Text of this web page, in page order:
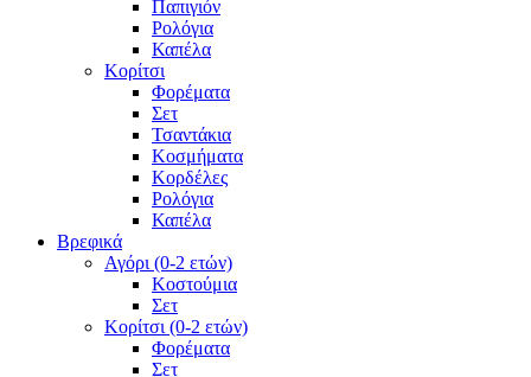
Παπιγιόν
Ρολόγια
Καπέλα
Κορίτσι
Φορέματα
Σετ
Τσαντάκια
Κοσμήματα
Κορδέλες
Ρολόγια
Καπέλα
Βρεφικά
Αγόρι (0-2 ετών)
Κοστούμια
Σετ
Κορίτσι (0-2 ετών)
Φορέματα
Σετ